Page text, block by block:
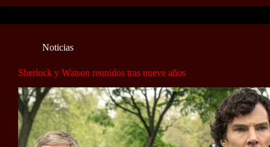
Noticias
Sherlock y Watson reunidos tras nueve años